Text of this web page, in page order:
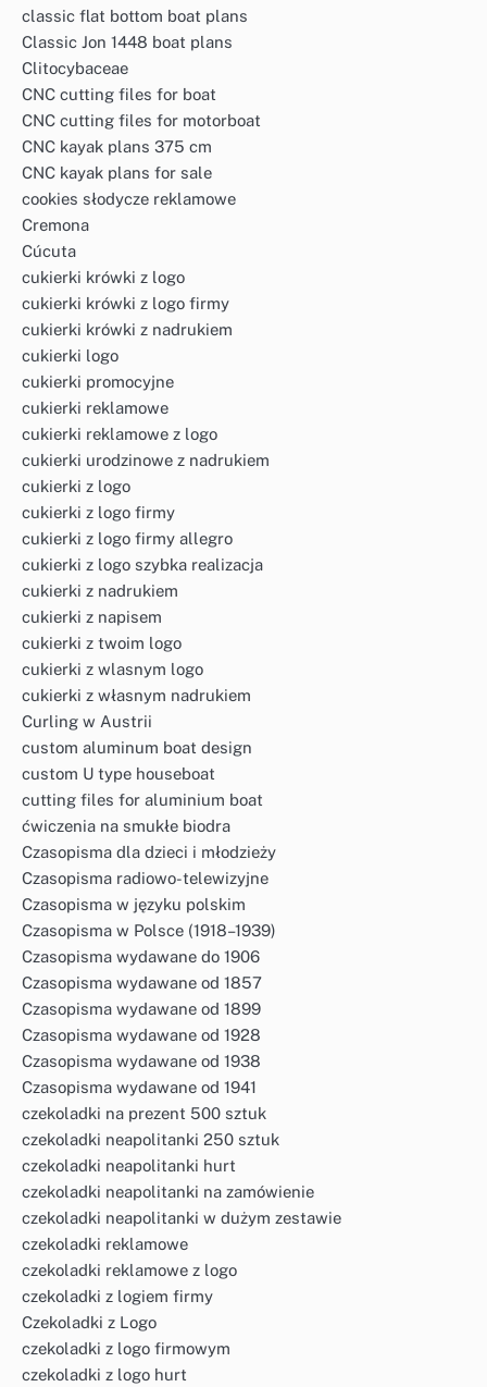
classic flat bottom boat plans
Classic Jon 1448 boat plans
Clitocybaceae
CNC cutting files for boat
CNC cutting files for motorboat
CNC kayak plans 375 cm
CNC kayak plans for sale
cookies słodycze reklamowe
Cremona
Cúcuta
cukierki krówki z logo
cukierki krówki z logo firmy
cukierki krówki z nadrukiem
cukierki logo
cukierki promocyjne
cukierki reklamowe
cukierki reklamowe z logo
cukierki urodzinowe z nadrukiem
cukierki z logo
cukierki z logo firmy
cukierki z logo firmy allegro
cukierki z logo szybka realizacja
cukierki z nadrukiem
cukierki z napisem
cukierki z twoim logo
cukierki z wlasnym logo
cukierki z własnym nadrukiem
Curling w Austrii
custom aluminum boat design
custom U type houseboat
cutting files for aluminium boat
ćwiczenia na smukłe biodra
Czasopisma dla dzieci i młodzieży
Czasopisma radiowo-telewizyjne
Czasopisma w języku polskim
Czasopisma w Polsce (1918–1939)
Czasopisma wydawane do 1906
Czasopisma wydawane od 1857
Czasopisma wydawane od 1899
Czasopisma wydawane od 1928
Czasopisma wydawane od 1938
Czasopisma wydawane od 1941
czekoladki na prezent 500 sztuk
czekoladki neapolitanki 250 sztuk
czekoladki neapolitanki hurt
czekoladki neapolitanki na zamówienie
czekoladki neapolitanki w dużym zestawie
czekoladki reklamowe
czekoladki reklamowe z logo
czekoladki z logiem firmy
Czekoladki z Logo
czekoladki z logo firmowym
czekoladki z logo hurt